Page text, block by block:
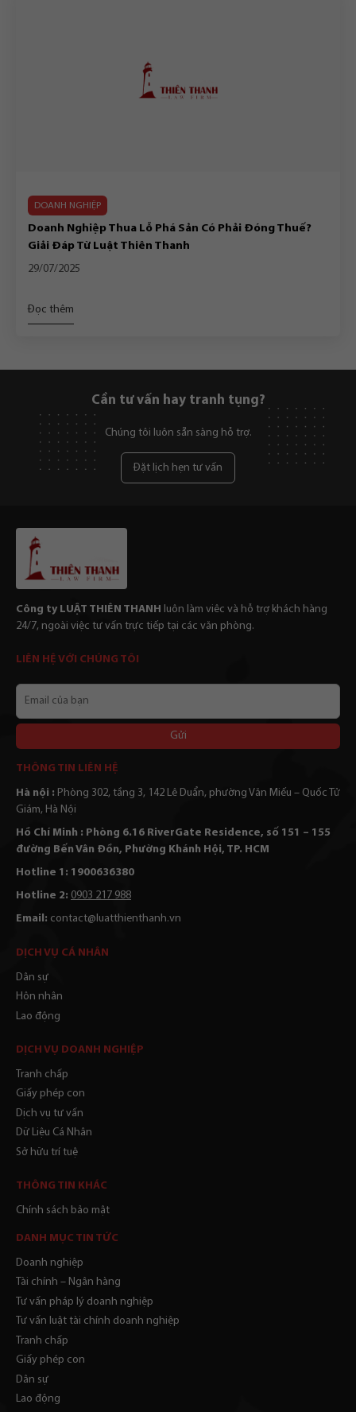
DOANH NGHIỆP
Doanh Nghiệp Thua Lỗ Phá Sản Có Phải Đóng Thuế?
Giải Đáp Từ Luật Thiên Thanh
29/07/2025
Đọc thêm
Cần tư vấn hay tranh tụng?
Chúng tôi luôn sẵn sàng hỗ trợ.
Đặt lịch hẹn tư vấn
Công ty LUẬT THIÊN THANH
luôn làm viêc và hỗ trợ khách hàng
24/7, ngoài việc tư vấn trực tiếp tại các văn phòng.
LIÊN HỆ VỚI CHÚNG TÔI
bạn
THÔNG TIN LIÊN HỆ
Hà nội : Phòng 302, tầng 3, 142 Lê Duẩn, phường Văn Miếu – Quốc Tử
Giám, Hà Nội
Hồ Chí Minh : Phòng 6.16 RiverGate Residence, số 151 – 155
đường Bến Vân Đồn, Phường Khánh Hội, TP. HCM
Hotline 1: 1900636380
Hotline 2: 0903 217 988
Email: contact@luatthienthanh.vn
DỊCH VỤ CÁ NHÂN
Dân sự
Hôn nhân
Lao động
DỊCH VỤ DOANH NGHIỆP
Tranh chấp
Giấy phép con
Dịch vụ tư vấn
Dữ Liệu Cá Nhân
Sở hữu trí tuệ
THÔNG TIN KHÁC
Chính sách bảo mật
DANH MỤC TIN TỨC
Doanh nghiệp
Tài chính – Ngân hàng
Tư vấn pháp lý doanh nghiệp
Tư vấn luật tài chính doanh nghiệp
Tranh chấp
Giấy phép con
Dân sự
Lao động